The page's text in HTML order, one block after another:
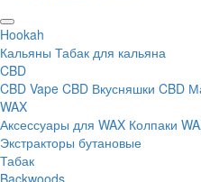
Hookah
Кальяны Табак для кальяна
CBD
CBD Vape CBD Вкусняшки CBD
WAX
Аксессуары для WAX Колпаки
Экстракторы бутановые
Табак
Backwoods